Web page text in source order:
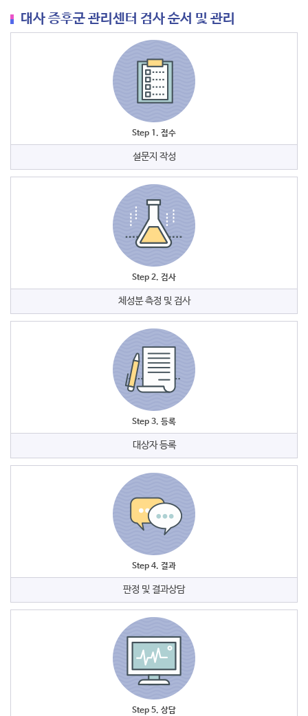
대사 증후군 관리센터 검사 순서 및 관리
Step 1. 접수
설문지 작성
Step 2. 검사
체성분 측정 및 검사
Step 3. 등록
대상자 등록
Step 4. 결과
판정 및 결과상담
Step 5. 상담